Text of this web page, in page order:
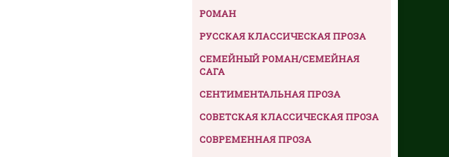
РОМАН
РУССКАЯ КЛАССИЧЕСКАЯ ПРОЗА
СЕМЕЙНЫЙ РОМАН/СЕМЕЙНАЯ
САГА
СЕНТИМЕНТАЛЬНАЯ ПРОЗА
СОВЕТСКАЯ КЛАССИЧЕСКАЯ ПРОЗА
СОВРЕМЕННАЯ ПРОЗА